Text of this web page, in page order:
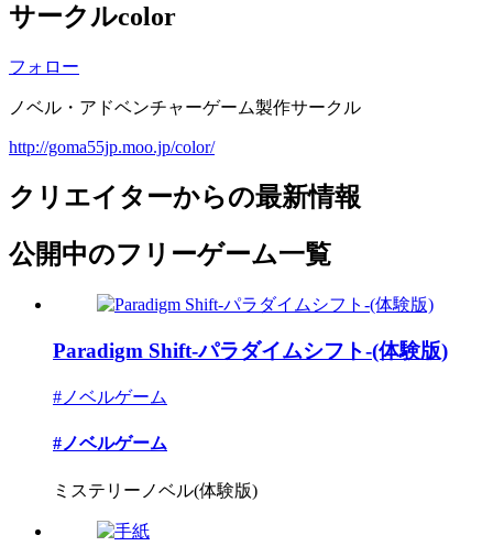
サークルcolor
フォロー
ノベル・アドベンチャーゲーム製作サークル
http://goma55jp.moo.jp/color/
クリエイターからの最新情報
公開中のフリーゲーム一覧
Paradigm Shift-パラダイムシフト-(体験版)
#ノベルゲーム
#ノベルゲーム
ミステリーノベル(体験版)